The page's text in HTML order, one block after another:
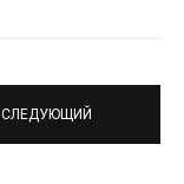
СЛЕДУЮЩИЙ